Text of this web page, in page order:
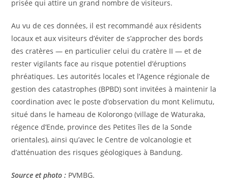
prisée qui attire un grand nombre de visiteurs.
Au vu de ces données, il est recommandé aux résidents
locaux et aux visiteurs d’éviter de s’approcher des bords
des cratères — en particulier celui du cratère II — et de
rester vigilants face au risque potentiel d’éruptions
phréatiques. Les autorités locales et l’Agence régionale de
gestion des catastrophes (BPBD) sont invitées à maintenir la
coordination avec le poste d’observation du mont Kelimutu,
situé dans le hameau de Kolorongo (village de Waturaka,
régence d’Ende, province des Petites îles de la Sonde
orientales), ainsi qu’avec le Centre de volcanologie et
d’atténuation des risques géologiques à Bandung.
Source et photo : PVMBG.